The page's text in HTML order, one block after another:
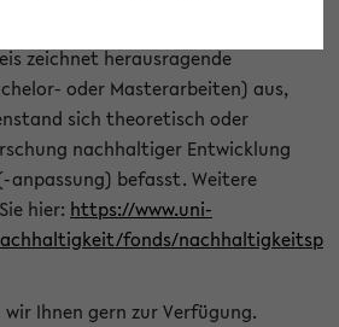
30.09.2026.
zeichnet herausragende
oder Masterarbeiten) aus,
sich theoretisch oder
nachhaltiger Entwicklung
befasst. Weitere
hier: https://www.uni-
fonds/nachhaltigkeitsp
Ihnen gern zur Verfügung.